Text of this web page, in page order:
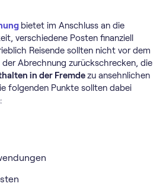
bietet im Anschluss an die
verschiedene Posten finanziell
Reisende sollten nicht vor dem
Abrechnung zurückschrecken, die
in der Fremdezu ansehnlichen
folgenden Punkte sollten dabei